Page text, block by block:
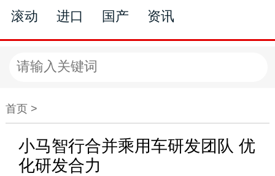
滚动 进口 国产 资讯
首页 >
小马智行合并乘用车研发团队 优
化研发合力